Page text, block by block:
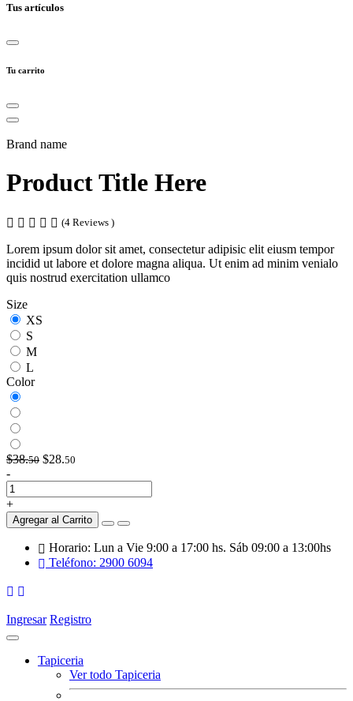
Tus artículos
Tu carrito
Brand name
Product Title Here
(4 Reviews )
Lorem ipsum dolor sit amet, consectetur adipisic elit eiusm tempor
incidid ut labore et dolore magna aliqua. Ut enim ad minim venialo
quis nostrud exercitation ullamco
Size
XS
S
M
L
Color
$38.50 $28.50
-
+
Agregar al Carrito
Horario: Lun a Vie 9:00 a 17:00 hs. Sáb 09:00 a 13:00hs
Teléfono: 2900 6094
Ingresar Registro
Tapiceria
Ver todo Tapiceria